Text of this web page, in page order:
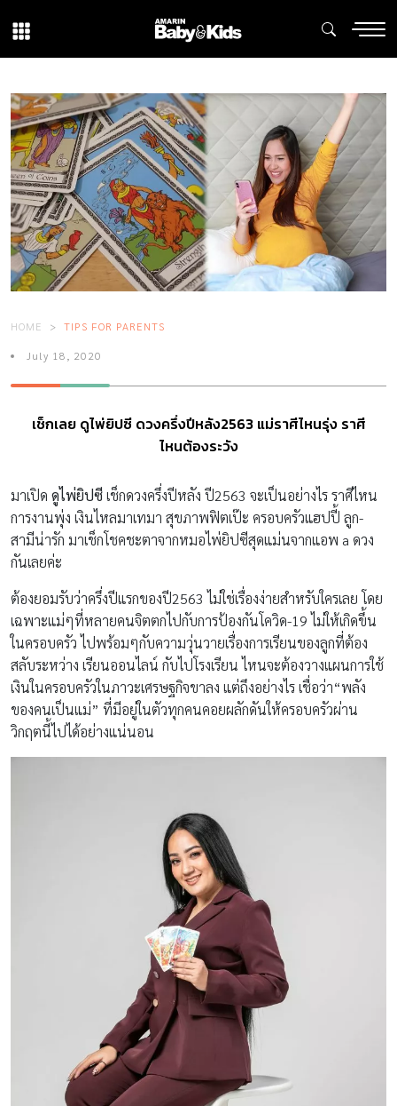
HOME TIPS FOR PARENTS
July 18, 2020
เช็กเลย ดูไพ่ยิปซี ดวงครึ่งปีหลัง2563 แม่ราศีไหนรุ่ง ราศี
ไหนต้องระวัง
มาเปิด ดูไพ่ยิปซีเช็กดวงครึ่งปีหลัง ปี2563 จะเป็นอย่างไร ราศีไหน
การงานพุ่ง เงินไหลมาเทมา สุขภาพฟิตเป๊ะ ครอบครัวแฮปปี้ ลูก-
สามีน่ารัก มาเช็กโชคชะตาจากหมอไพ่ยิปซีสุดแม่นจากแอพ a ดวง
กันเลยค่ะ
ต้องยอมรับว่าครึ่งปีแรกของปี2563 ไม่ใช่เรื่องง่ายสำหรับใครเลย โดย
เฉพาะแม่ๆที่หลายคนจิตตกไปกับการป้องกันโควิด-19 ไม่ให้เกิดขึ้น
ในครอบครัว ไปพร้อมๆกับความวุ่นวายเรื่องการเรียนของลูกที่ต้อง
สลับระหว่าง เรียนออนไลน์ กับไปโรงเรียน ไหนจะต้องวางแผนการใช้
เงินในครอบครัวในภาวะเศรษฐกิจขาลง แต่ถึงอย่างไร เชื่อว่า“พลัง
ของคนเป็นแม่” ที่มีอยู่ในตัวทุกคนคอยผลักดันให้ครอบครัวผ่าน
วิกฤตนี้ไปได้อย่างแน่นอน